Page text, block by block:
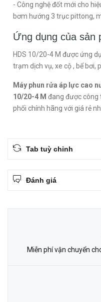
- Công nghệ đốt mới cho
bơm hướng 3 trục pittong,
Ứng dụng của sản
HDS 10/20-4 M được ứng
trạm dịch vụ, xe cộ , bể bơi,
Máy phun rửa áp lực cao
10/20-4 M đang được công
phối chính hãng với giá rẻ
Tab tuỳ chỉnh
Đánh giá
Miễn phí vận chuyển